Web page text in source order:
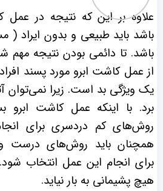
علاوه بر این که نتیجه در عمل
باشد باید طبیعی و بدون ایراد
باشد. تا دائمی بودن نتیجه مهم
از عمل کاشت ابرو مورد پسند
یک ویژگی بد است. زیرا نمی‌توان
برد. با اینکه عمل کاشت ابرو
روش‌های کم دردسری برای
همچنان باید روش‌های درست
برای انجام این عمل انتخاب
هیچ پشیمانی به بار نیاید.